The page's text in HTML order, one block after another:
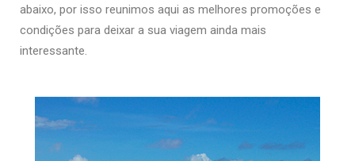
abaixo, por isso reunimos aqui as melhores promoções e
condições para deixar a sua viagem ainda mais
interessante.